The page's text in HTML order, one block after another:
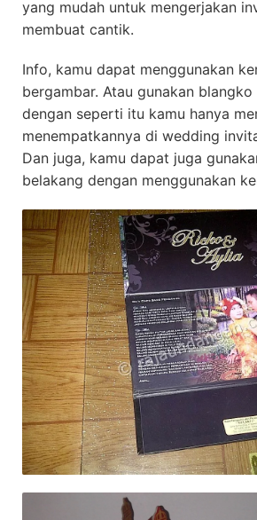
yang mudah untuk mengerjakan
membuat cantik.
Info, kamu dapat menggunakan
bergambar. Atau gunakan blangko
dengan seperti itu kamu hanya
menempatkannya di wedding
Dan juga, kamu dapat juga
belakang dengan menggunakan